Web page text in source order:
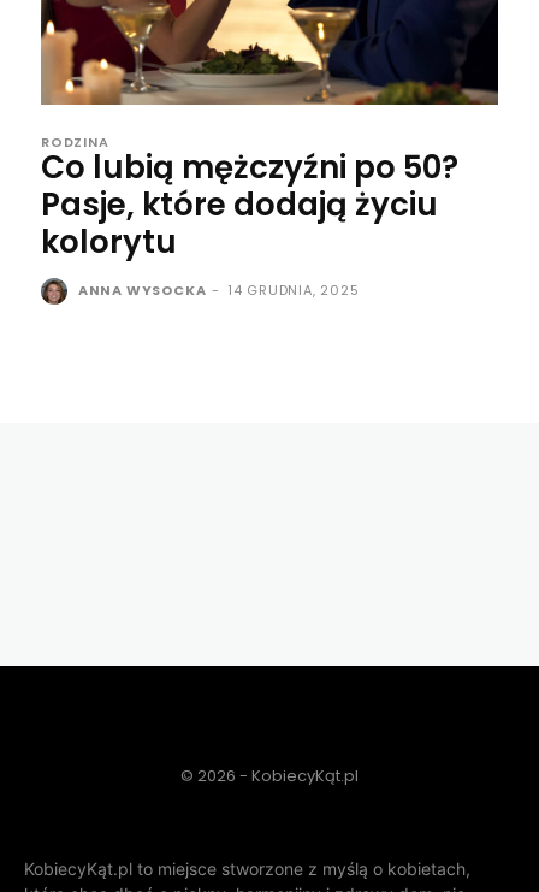
RODZINA
Co lubią mężczyźni po 50?
Pasje, które dodają życiu
kolorytu
ANNA WYSOCKA - 14 GRUDNIA, 2025
© 2026 - KobiecyKąt.pl
KobiecyKąt.pl to miejsce stworzone z myślą o kobietach,